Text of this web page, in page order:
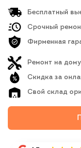
Бесплатный
Срочный
Фирменная
Ремонт на
Скидка за
Свой склад